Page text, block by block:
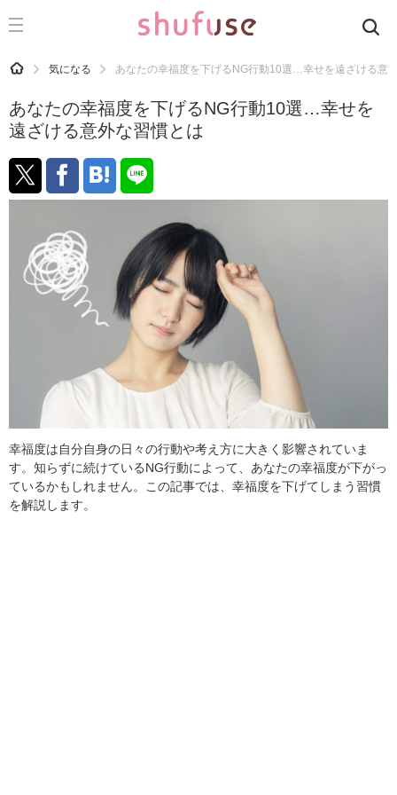
CATEGORY 記事カテゴリ
運気
洗濯
生活の知恵
掃除
マナー
おすすめ
HOME 気になる あなたの幸福度を下げるNG行動10選…幸せを遠ざける意
あなたの幸福度を下げるNG行動10選…幸せを
遠ざける意外な習慣とは
幸福度は自分自身の日々の行動や考え方に大きく影響されていま
す。知らずに続けているNG行動によって、あなたの幸福度が下がっ
ているかもしれません。この記事では、幸福度を下げてしまう習慣
を解説します。